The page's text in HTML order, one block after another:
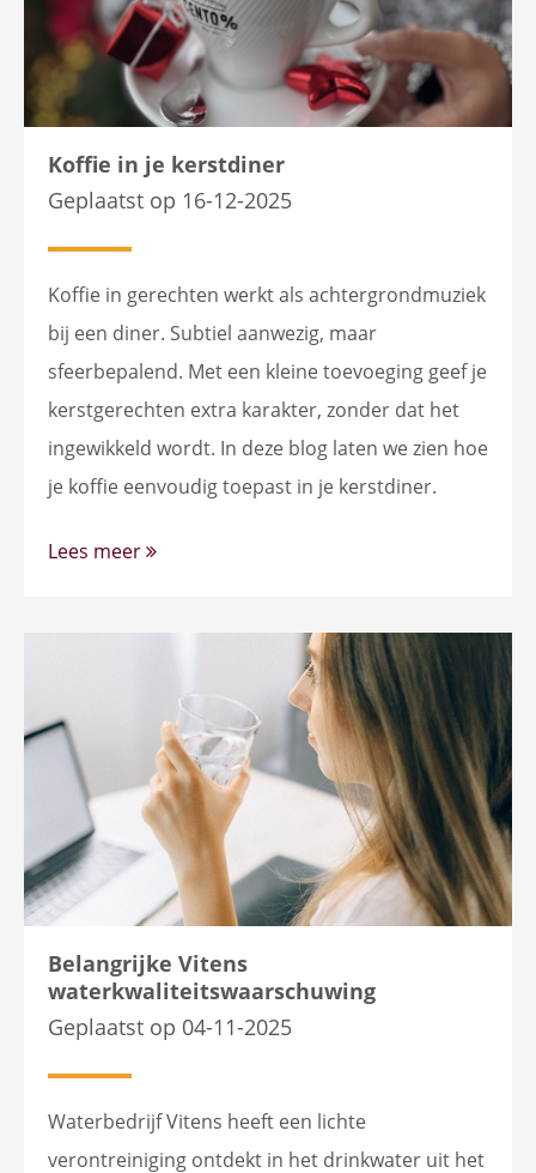
Koffie in je kerstdiner
Geplaatst op 16-12-2025
Koffie in gerechten werkt als achtergrondmuziek
bij een diner. Subtiel aanwezig, maar
sfeerbepalend. Met een kleine toevoeging geef je
kerstgerechten extra karakter, zonder dat het
ingewikkeld wordt. In deze blog laten we zien hoe
je koffie eenvoudig toepast in je kerstdiner.
Lees meer
Belangrijke Vitens
waterkwaliteitswaarschuwing
Geplaatst op 04-11-2025
Waterbedrijf Vitens heeft een lichte
verontreiniging ontdekt in het drinkwater uit het